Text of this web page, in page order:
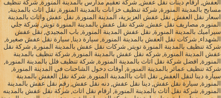
العفش, ارقام دينات نقل عفش, شركة تعقيم مدارس بالمدينة المنورة, شركة تنظيف
مسابح بالمدينة المنورة, شركة تنظيف خزانات بالمدينة المنورة, نقل اثاث بالمدينة,
اسعار نقل العفش, نقل عفش العزيزية، المدينة المنورة, نقل عفش واثاث بالمدينة
المنوره, مصاريف نقل عفش, شركة نقل عفش بالمدينة المنورة تويتر, شركة جلي
سيراميك بالمدينة المنورة, نقل عفش المدينة المنورة, باب المجيدي, نقل عفش
الشهداء, شركات نقل العفش بالمدينة المنورة, سيارة دينا, سيارة نقل عفش صغيرة,
شركة تنظيف بالمدينة المنورة تويتر, شركات نقل عفش بالمدينة المنورة, شركة نقل
عفش المدينة المنورة, شركه نقل عفش بالمدينة المنورة, شركة تنظيف بالمدينة
المنورة, افضل شركة نقل اثاث بالمدينة المنورة, شركة تنظيف فلل بالمدينة المنورة,
شركة تنظيف عمائر بالمدينة المنورة, أوقات دخول الشاحنات في المدينة المنورة,
سيارة دينا لنقل العفش, نقل اثاث باالمدينة المنورة, شركة نقل العفش بالمدينة
المنورة, سيارة نقل عفش, دينا نقل عفش, دنه نقل عفش, رقم نقل عفش بالمدينة
المنورة, شركة نقل أثاث بالمدينة المنورة, ارقام نقل اثاث, شركة نقل عفش بالمدينه